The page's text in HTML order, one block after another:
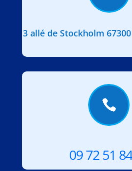
3 allé de Stockholm 67300

09 72 51